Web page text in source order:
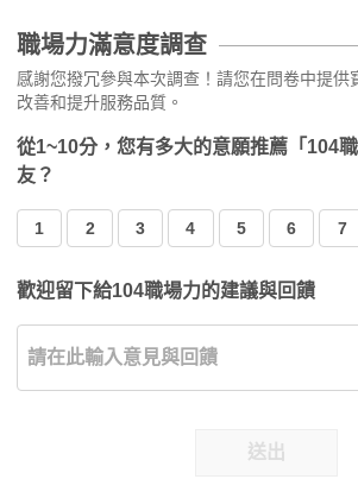
職場力滿意度調查
感謝您撥冗參與本次調查！請您在問卷中提供
改善和提升服務品質。
從1~10分，您有多大的意願推薦「104
友？
1 2 3 4 5 6 7
歡迎留下給104職場力的建議與回饋
送出